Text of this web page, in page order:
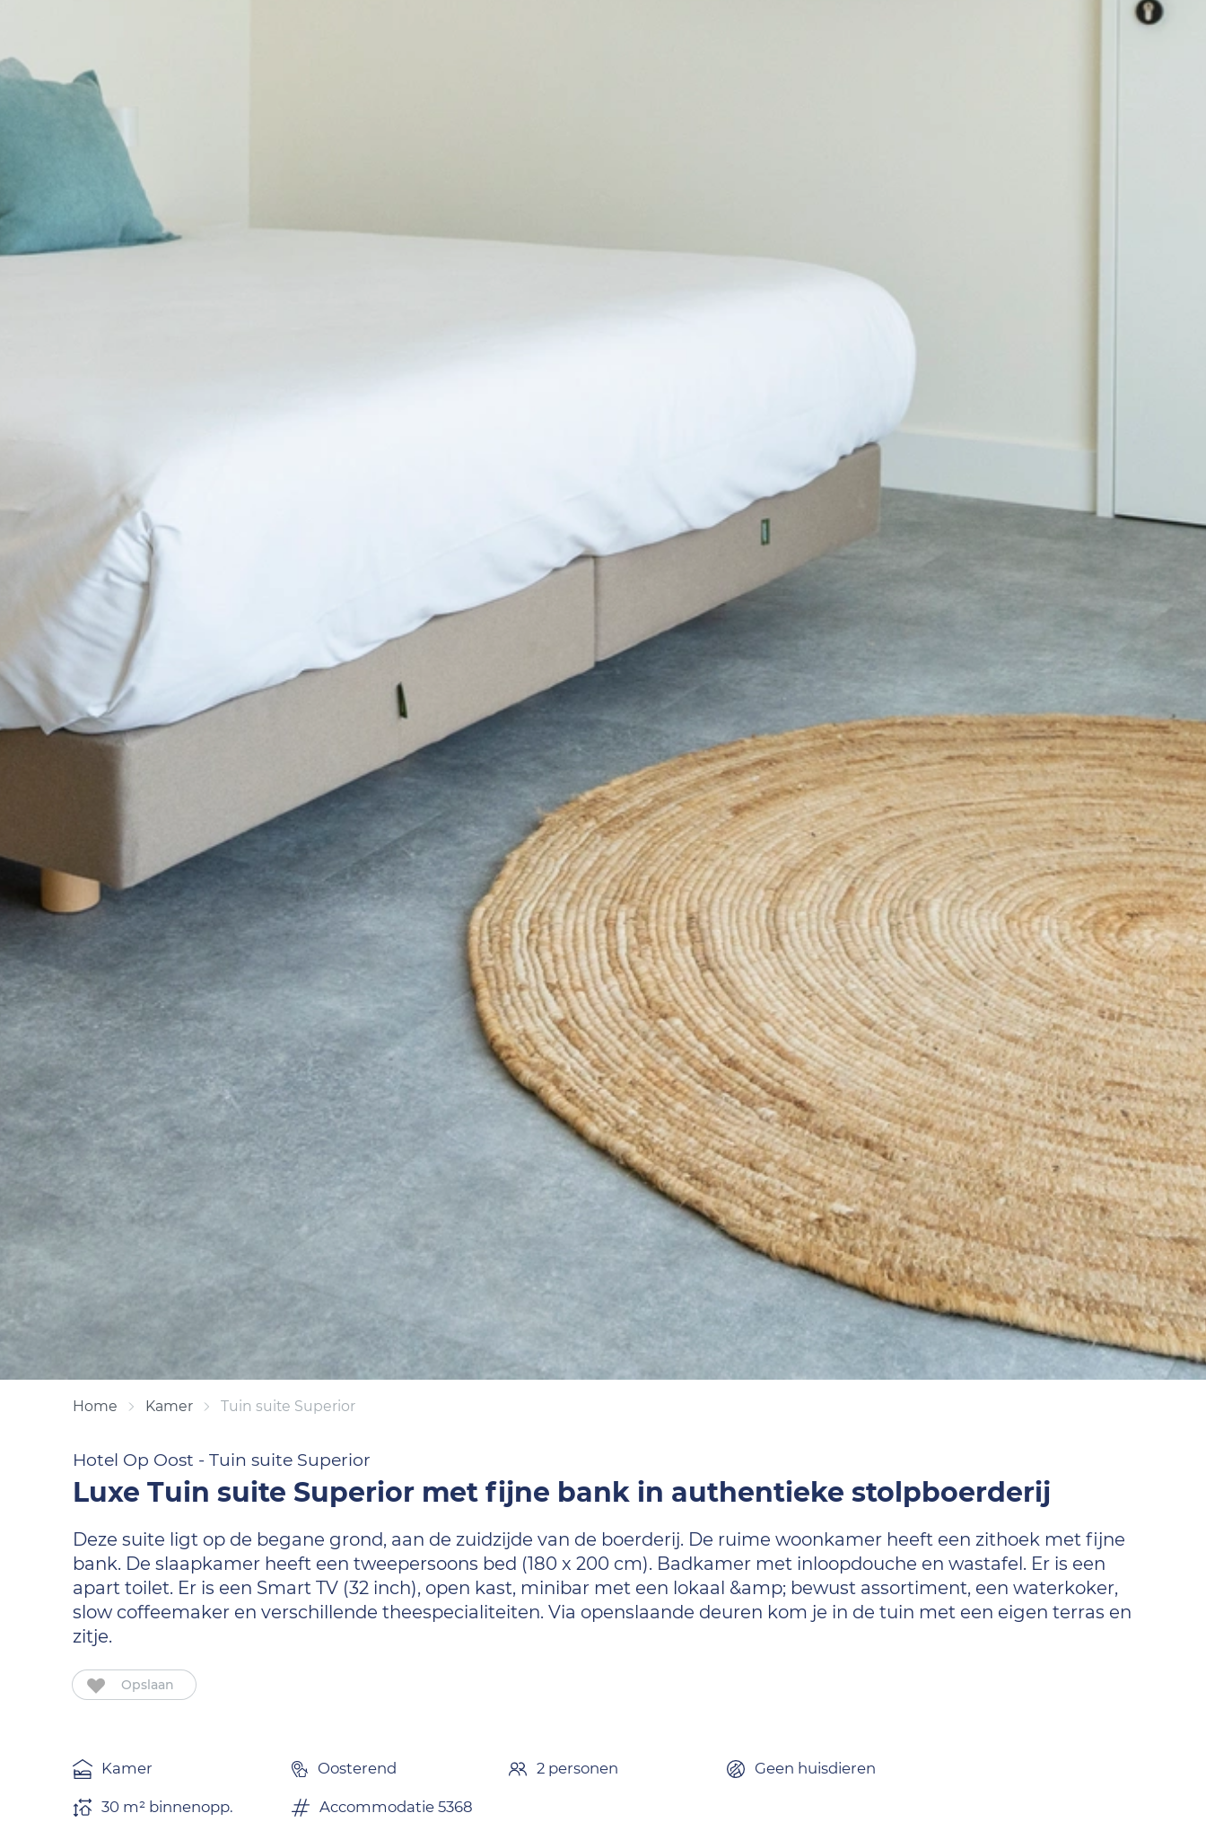
Home Kamer Tuin suite Superior
Hotel Op Oost - Tuin suite Superior
Luxe Tuin suite Superior met fijne bank in authentieke stolpboerderij
Deze suite ligt op de begane grond, aan de zuidzijde van de boerderij. De ruime woonkamer heeft een zithoek met fijne
bank. De slaapkamer heeft een tweepersoons bed (180 x 200 cm). Badkamer met inloopdouche en wastafel. Er is een
apart toilet. Er is een Smart TV (32 inch), open kast, minibar met een lokaal &amp; bewust assortiment, een waterkoker,
slow coffeemaker en verschillende theespecialiteiten. Via openslaande deuren kom je in de tuin met een eigen terras en
zitje.
Opslaan
Kamer Oosterend 2 personen Geen huisdieren
30 m² binnenopp. Accommodatie 5368